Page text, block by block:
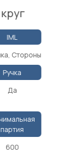
IML
Стороны
Да
600